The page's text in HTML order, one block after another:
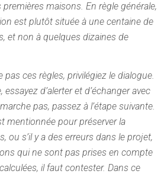
maisons. En règle générale,
est plutôt située à une centaine de
et non à quelques dizaines de
pas ces règles, privilégiez le dialogue.
d’alerter et d’échanger avec
pas, passez à l’étape suivante.
mentionnée pour préserver la
ou s’il y a des erreurs dans le projet,
qui ne sont pas prises en compte
il faut contester. Dans ce